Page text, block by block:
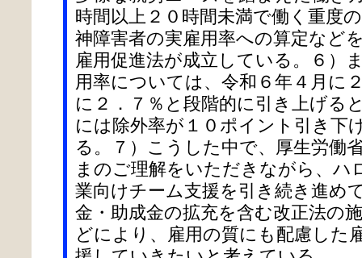
時間以上２０時間未満で働く重度
神障害者の実雇用率への算定など
雇用促進法が成立している。６）
用率については、令和６年４月に
に２．７％と段階的に引き上げる
には除外率が１０ポイント引き下
る。７）こうした中で、厚生労働
まのご理解をいただきながら、ハ
業向けチーム支援を引き続き進め
金・助成金の拡充を含む改正法の
どにより、雇用の質にも配慮した